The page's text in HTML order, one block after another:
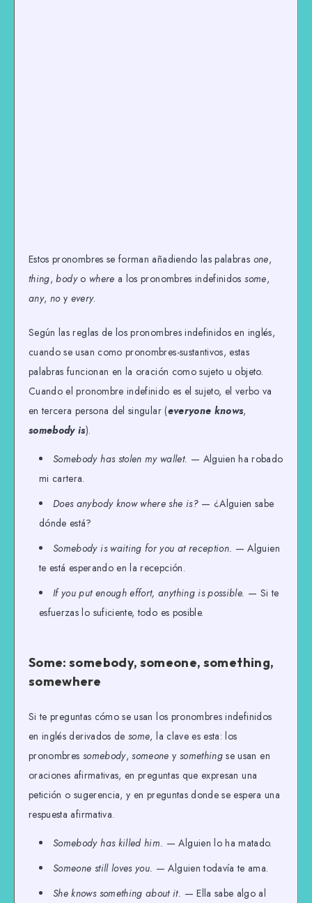
Estos pronombres se forman añadiendo las palabras one,
thing,bodyo where a los pronombres indefinidossome,
any, noy every.
Según las reglas de los pronombres indefinidos en inglés,
cuando se usan como pronombres-sustantivos, estas
palabras funcionan en la oración como sujeto u objeto.
Cuando el pronombre indefinido es el sujeto, el verbo va
en tercera persona del singular (everyone knows,
somebody is).
Somebody has stolen my wallet. — Alguien ha robado
mi cartera.
Does anybody know where she is?— ¿Alguien sabe
dónde está?
Somebody is waiting for you at reception. — Alguien
te está esperando en la recepción.
If you put enough effort, anything is possible. — Si te
esfuerzas lo suficiente, todo es posible.
Some: somebody, someone, something,
somewhere
Si te preguntas cómo se usan los pronombres indefinidos
en inglés derivados desome, la clave es esta: los
pronombres somebody,someone y something se usan en
oraciones afirmativas, en preguntas que expresan una
petición o sugerencia, y en preguntas donde se espera una
respuesta afirmativa.
Somebody has killed him. — Alguien lo ha matado.
Someone still loves you. — Alguien todavía te ama.
She knows something about it. — Ella sabe algo al